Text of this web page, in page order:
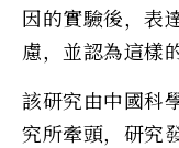
因的實驗後，表
慮，並認為這樣
該研究由中國科
究所牽頭，研究